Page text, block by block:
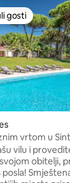
121
rangiranima
gosti
vrtom u
vilu i
obitelji,
u jednom